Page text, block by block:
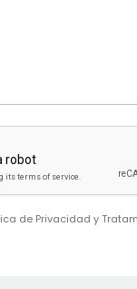
de Privacidad y